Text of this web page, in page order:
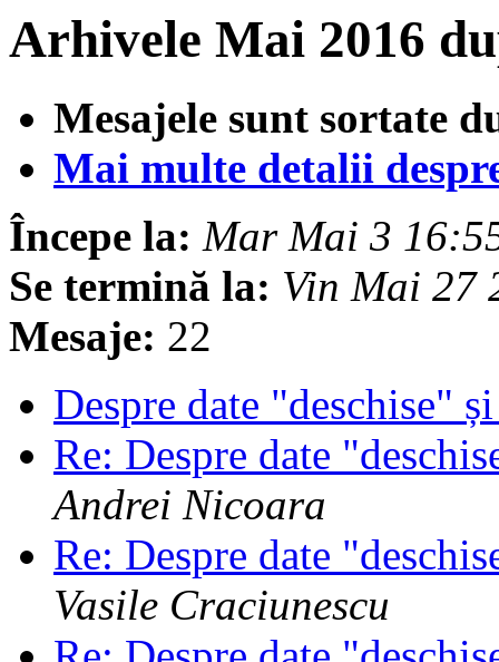
Arhivele Mai 2016
Mesajele sunt sortate
Mai multe detalii
Începe la: Mar Mai 3
Se termină la: Vin Mai 27
Mesaje: 22
Despre date "deschise"
Re: Despre date
Andrei Nicoara
Re: Despre date
Vasile Craciunescu